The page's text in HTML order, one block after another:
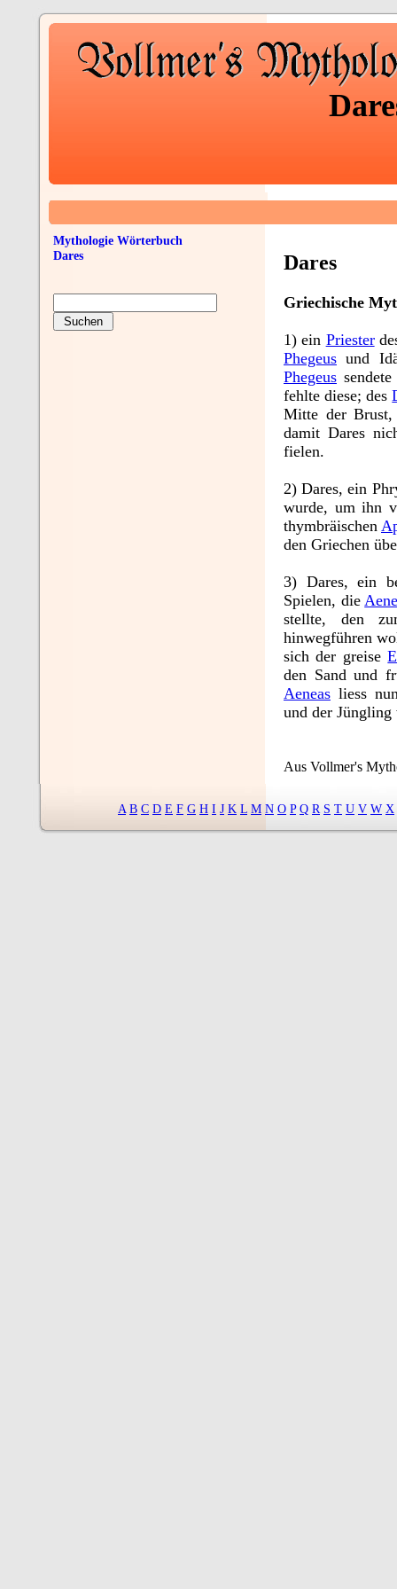
Dares
Griechische
1) ein Priester
Phegeus und
Phegeus
fehlte diese; des
Mitte der Brust,
damit Dares
fielen.
2) Dares, ein
wurde, um ihn
thymbräischen
den Griechen
3) Dares, ein
Spielen, die
stellte, den
hinwegführen
sich der greise
den Sand und
Aeneas liess
und der Jüngling
Aus Vollmer's
Mythologie Wörterbuch
Dares
A B C D E F G H I J K L M N O P Q R S T U V W X